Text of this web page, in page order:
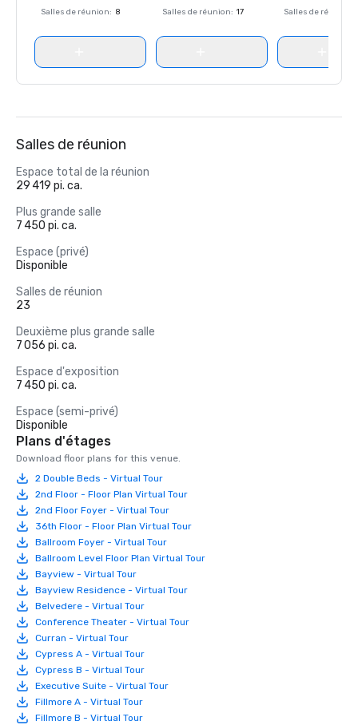
Salles de réunion: 8
Salles de réunion: 17
Salles de réunion
Salles de réunion
Espace total de la réunion
29 419 pi. ca.
Plus grande salle
7 450 pi. ca.
Espace (privé)
Disponible
Salles de réunion
23
Deuxième plus grande salle
7 056 pi. ca.
Espace d'exposition
7 450 pi. ca.
Espace (semi-privé)
Disponible
Plans d'étages
Download floor plans for this venue.
2 Double Beds - Virtual Tour
2nd Floor - Floor Plan Virtual Tour
2nd Floor Foyer - Virtual Tour
36th Floor - Floor Plan Virtual Tour
Ballroom Foyer - Virtual Tour
Ballroom Level Floor Plan Virtual Tour
Bayview - Virtual Tour
Bayview Residence - Virtual Tour
Belvedere - Virtual Tour
Conference Theater - Virtual Tour
Curran - Virtual Tour
Cypress A - Virtual Tour
Cypress B - Virtual Tour
Executive Suite - Virtual Tour
Fillmore A - Virtual Tour
Fillmore B - Virtual Tour